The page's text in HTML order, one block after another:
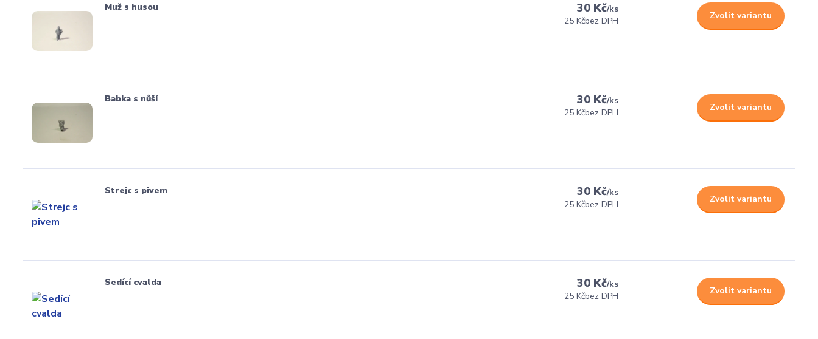
Muž s husou 30 Kč/ks
25 Kčbez DPH Zvolit variantu
Babka s nůší 30 Kč/ks
25 Kčbez DPH Zvolit variantu
Strejc s pivem 30 Kč/ks
25 Kčbez DPH Zvolit variantu
Sedící cvalda 30 Kč/ks
25 Kčbez DPH Zvolit variantu